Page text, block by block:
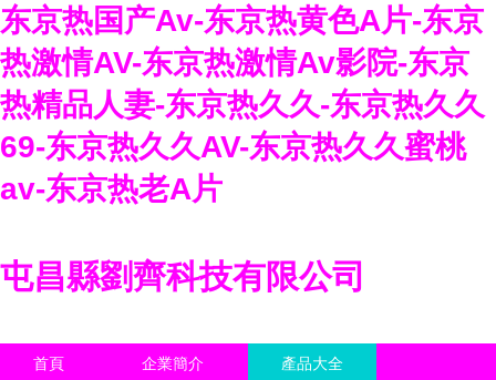
东京热国产Av-东京热黄色A片-东京
热激情AV-东京热激情Av影院-东京
热精品人妻-东京热久久-东京热久久
69-东京热久久AV-东京热久久蜜桃
av-东京热老A片
屯昌縣劉齊科技有限公司
首頁 企業簡介 產品大全